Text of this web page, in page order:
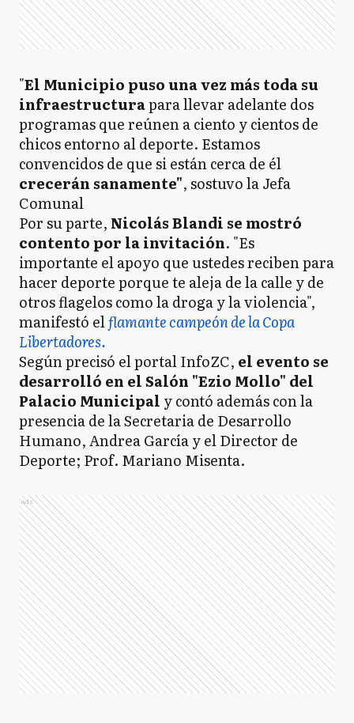
"El Municipio puso una vez más toda su
infraestructurapara llevar adelante dos
programas que reúnen a ciento y cientos de
chicos entorno al deporte. Estamos
convencidos de que si están cerca de él
crecerán sanamente", sostuvo la Jefa
Comunal
Por su parte, Nicolás Blandi se mostró
contento por la invitación. "Es
importante el apoyo que ustedes reciben para
hacer deporte porque te aleja de la calle y de
otros flagelos como la droga y la violencia",
manifestó elflamante campeón de la Copa
Libertadores.
Según precisó el portal InfoZC, el evento se
desarrolló en el Salón "Ezio Mollo" del
Palacio Municipal y contó además con la
presencia de la Secretaria de Desarrollo
Humano, Andrea García y el Director de
Deporte; Prof. Mariano Misenta.
Ads